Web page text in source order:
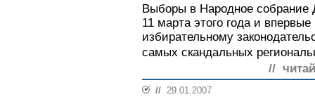
Выборы в Народное собрание
11 марта этого года и
избирательному
самых скандальных
//
// 29.01.2007